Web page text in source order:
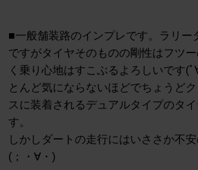
■一般舗装路のインプレです。ラリー
ですがタイヤそのものの剛性はフツ
く乗り心地はすこぶるよろしいです(
とんど気にならないほどでちょうど
スに装着されるデュアルタイプのタ
す。
しかしダートの走行にはいささか不
(；・∀・)